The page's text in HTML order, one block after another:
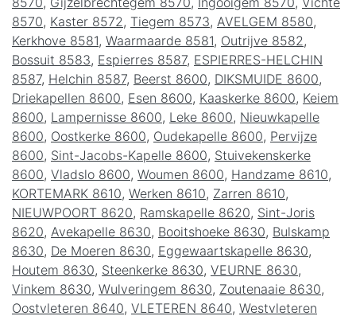
8570, Kaster 8572 , Tiegem 8573, AVELGEM 8580,
Kerkhove 8581, Waarmaarde 8581, Outrijve 8582 ,
Bossuit 8583, Espierres 8587, ESPIERRES-HELCHIN
8587, Helchin 8587, Beerst 8600, DIKSMUIDE 8600,
Driekapellen 8600, Esen 8600, Kaaskerke 8600, Keiem
8600, Lampernisse 8600, Leke 8600, Nieuwkapelle
8600, Oostkerke 8600, Oudekapelle 8600, Pervijze
8600, Sint-Jacobs-Kapelle 8600, Stuivekenskerke
8600, Vladslo 8600, Woumen 8600, Handzame 8610,
KORTEMARK 8610, Werken 8610, Zarren 8610,
NIEUWPOORT 8620, Ramskapelle 8620, Sint-Joris
8620, Avekapelle 8630, Booitshoeke 8630, Bulskamp
8630, De Moeren 8630, Eggewaartskapelle 8630,
Houtem 8630, Steenkerke 8630, VEURNE 8630,
Vinkem 8630, Wulveringem 8630, Zoutenaaie 8630,
Oostvleteren 8640, VLETEREN 8640, Westvleteren